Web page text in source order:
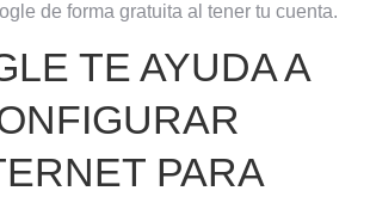
de forma gratuita al tener tu cuenta.
TE AYUDA A
PARA